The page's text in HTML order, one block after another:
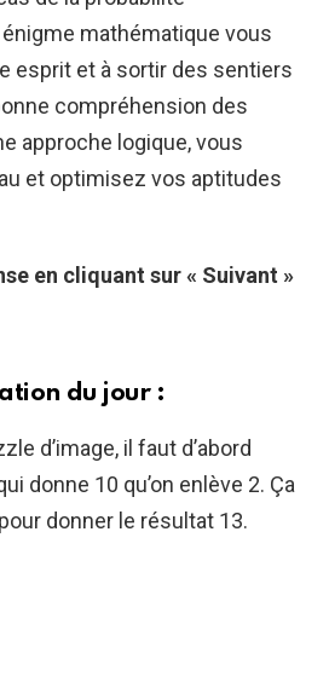
mathématique vous
esprit et à sortir des sentiers
compréhension des
approche logique, vous
et optimisez vos aptitudes
en cliquant sur « Suivant »
du jour :
d’image, il faut d’abord
donne 10 qu’on enlève 2. Ça
donner le résultat 13.